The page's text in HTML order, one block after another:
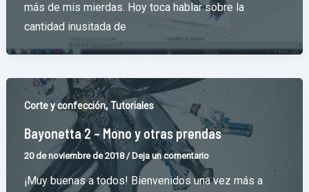
más de mis mierdas. Hoy toca hablar sobre la
cantidad inusitada de
Corte y confección,Tutoriales
Bayonetta 2 – Mono y otras prendas
20 de noviembre de 2018 / Deja un comentario
¡Muy buenas a todos! Bienvenidos una vez más a